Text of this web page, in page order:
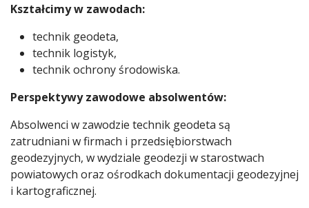
Kształcimy w zawodach:
technik geodeta,
technik logistyk,
technik ochrony środowiska.
Perspektywy zawodowe absolwentów:
Absolwenci w zawodzie technik geodeta są
zatrudniani w firmach i przedsiębiorstwach
geodezyjnych, w wydziale geodezji w starostwach
powiatowych oraz ośrodkach dokumentacji geodezyjnej
i kartograficznej.